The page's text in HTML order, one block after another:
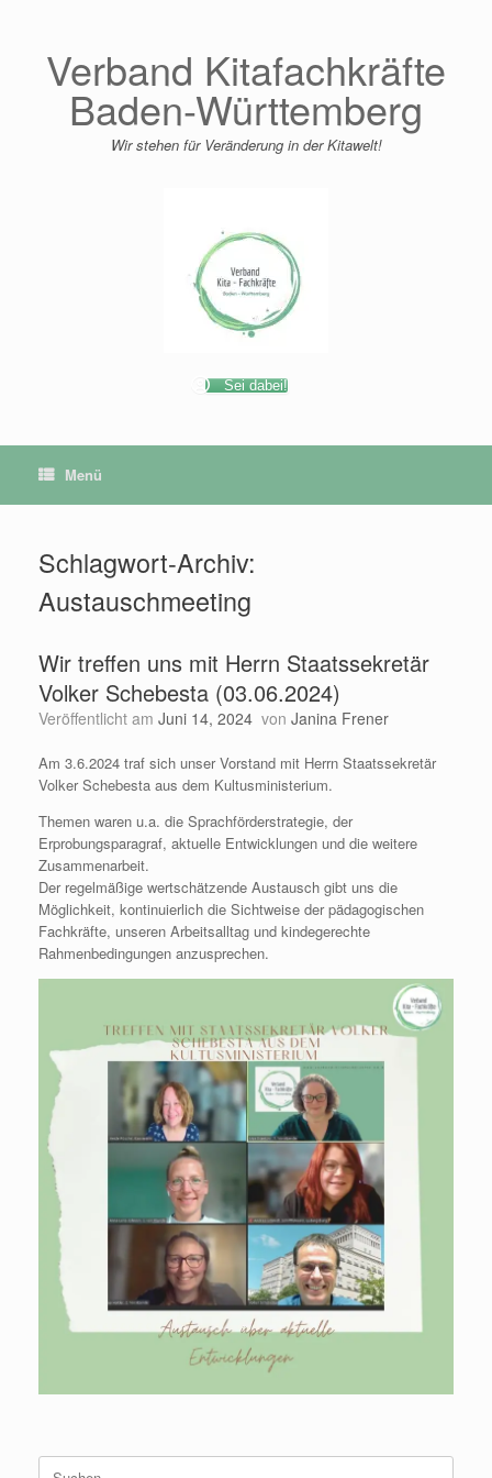
Verband Kitafachkräfte
Baden-Württemberg
Wir stehen für Veränderung in der Kitawelt!
Sei dabei!
Menü
Schlagwort-Archiv:
Austauschmeeting
Wir treffen uns mit Herrn Staatssekretär
Volker Schebesta (03.06.2024)
Veröffentlicht am Juni 14, 2024 von Janina Frener
Am 3.6.2024 traf sich unser Vorstand mit Herrn Staatssekretär
Volker Schebesta aus dem Kultusministerium.
Themen waren u.a. die Sprachförderstrategie, der
Erprobungsparagraf, aktuelle Entwicklungen und die weitere
Zusammenarbeit.
Der regelmäßige wertschätzende Austausch gibt uns die
Möglichkeit, kontinuierlich die Sichtweise der pädagogischen
Fachkräfte, unseren Arbeitsalltag und kindegerechte
Rahmenbedingungen anzusprechen.
Suchen